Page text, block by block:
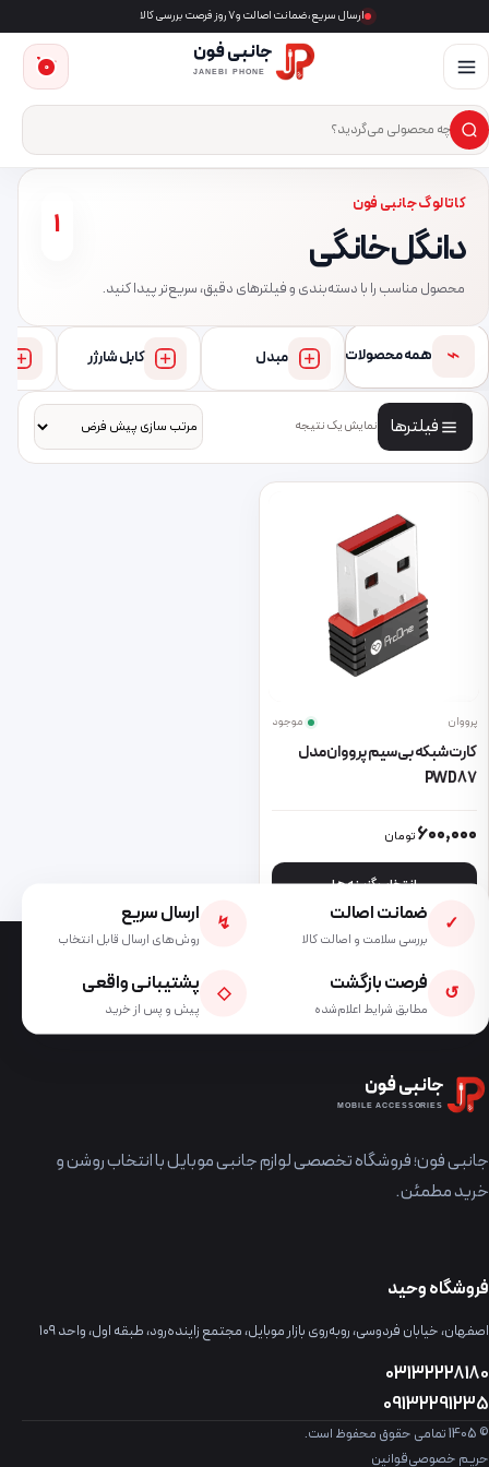
ارسال سریع، ضمانت اصالت و ۷ روز فرصت بررسی کالا
جانبی فون
JANEBI PHONE
جست‌وجوی محصول
×
0
کاتالوگ جانبی فون
دانگل خانگی
محصول مناسب را با دسته‌بندی و فیلترهای دقیق، سریع‌تر پیدا کنید.
1
⌁ همه محصولات مبدل کابل شارژر
فیلترها نمایش یک نتیجه
پرووان موجود
کارت شبکه بی سیم پرووان مدل
PWD87
600,000تومان
انتخاب گزینه ها
این محصول دارای انواع مختلفی می باشد. گزینه ها ممکن است در
✓ ضمانت اصالت
بررسی سلامت و اصالت کالا
↯ ارسال سریع
روش‌های ارسال قابل انتخاب
↺ فرصت بازگشت
مطابق شرایط اعلام‌شده
◇ پشتیبانی واقعی
پیش و پس از خرید
جانبی فون
MOBILE ACCESSORIES
جانبی فون؛ فروشگاه تخصصی لوازم جانبی موبایل با انتخاب روشن و
خرید مطمئن.
فروشگاه وحید
اصفهان، خیابان فردوسی، روبه‌روی بازار موبایل، مجتمع زاینده‌رود، طبقه اول، واحد ۱۰۹
03132228180
09132291235
© 1405 تمامی حقوق محفوظ است.
حریم خصوصیقوانین